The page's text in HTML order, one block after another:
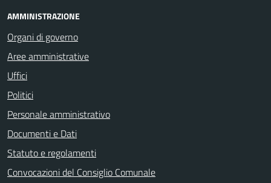
AMMINISTRAZIONE
Organi di governo
Aree amministrative
Uffici
Politici
Personale amministrativo
Documenti e Dati
Statuto e regolamenti
Convocazioni del Consiglio Comunale